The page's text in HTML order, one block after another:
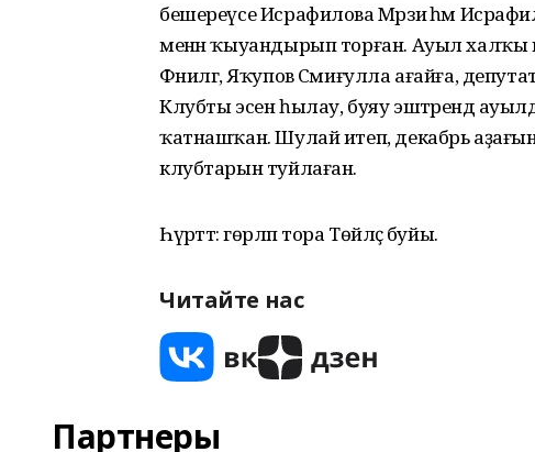
бешереүсе Исрафилова Мәрзиә һәм
менән ҡыуандырып торған. Ауыл халҡы
Фәнилгә, Яҡупов Сәмиғулла ағайға,
Клубты эсен һылау, буяу эштәрендә
ҡатнашҡан. Шулай итеп, декабрь аҙағында
клубтарын туйлаған.
Һүрәттә: гөрләп тора Төйәләҫ буйы.
Читайте нас
Партнеры